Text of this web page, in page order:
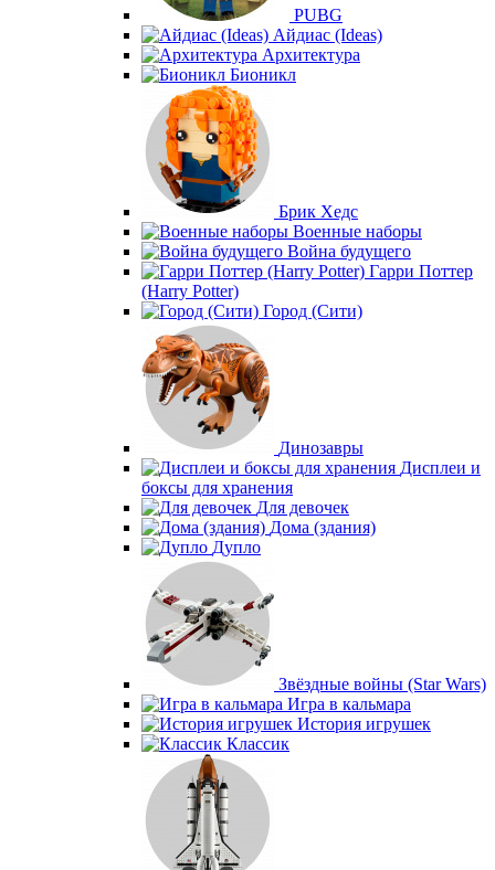
PUBG
Айдиас (Ideas)
Архитектура
Бионикл
Брик Хедс
Военные наборы
Война будущего
Гарри Поттер
(Harry Potter)
Город (Сити)
Динозавры
Дисплеи и
боксы для хранения
Для девочек
Дома (здания)
Дупло
Звёздные войны (Star Wars)
Игра в кальмара
История игрушек
Классик